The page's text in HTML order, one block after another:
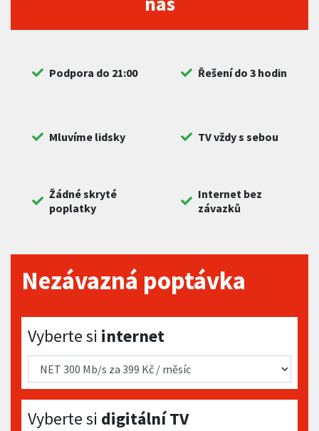
Podpora do 21:00 Řešení do 3 hodin
Mluvíme lidsky TV vždy s sebou
Žádné skryté
poplatky
Internet bez
závazků
Nezávazná poptávka
Vyberte si internet
Vyberte si internet
Vyberte si digitální TV
Vyberte si digitální TV